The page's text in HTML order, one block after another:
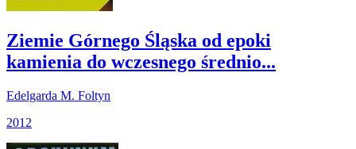
Ziemie Górnego Śląska od epoki
kamienia do wczesnego średnio...
Edelgarda M. Foltyn
2012